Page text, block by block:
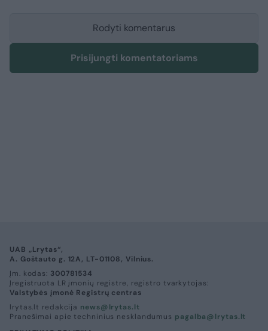
Rodyti komentarus
Prisijungti komentatoriams
UAB „Lrytas“,
A. Goštauto g. 12A, LT-01108, Vilnius.
Įm. kodas: 300781534
Įregistruota LR įmonių registre, registro tvarkytojas:
Valstybės įmonė Registrų centras
lrytas.lt redakcija news@lrytas.lt
Pranešimai apie techninius nesklandumus pagalba@lrytas.lt